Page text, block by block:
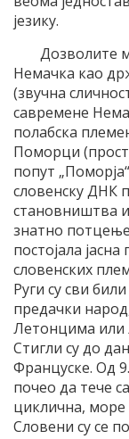
језику.
Дозволите
Немачка као
(звучна
савремене
полабска
Поморци
попут
словенску ДНК
становништва
знатно
постојала
словенских
Руги су сви
предачки
Летонцима или
Стигли су до
Француске. Од
почео да тече
циклична, море
Словени су се